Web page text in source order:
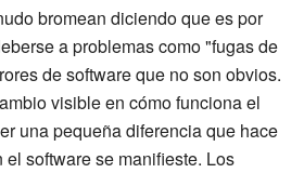
bromean diciendo que es por
a problemas como "fugas de
de software que no son obvios.
visible en cómo funciona el
una pequeña diferencia que hace
software se manifieste. Los